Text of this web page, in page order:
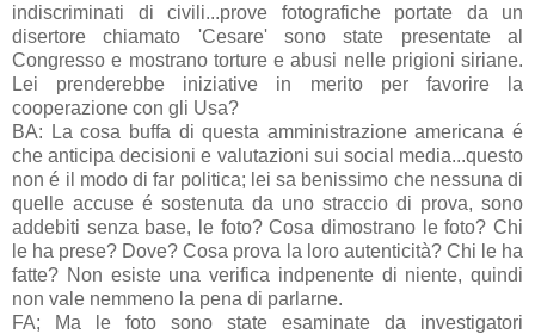
indiscriminati di civili...prove fotografiche portate da un
disertore chiamato 'Cesare' sono state presentate al
Congresso e mostrano torture e abusi nelle prigioni siriane.
Lei prenderebbe iniziative in merito per favorire la
cooperazione con gli Usa?
BA: La cosa buffa di questa amministrazione americana é
che anticipa decisioni e valutazioni sui social media...questo
non é il modo di far politica; lei sa benissimo che nessuna di
quelle accuse é sostenuta da uno straccio di prova, sono
addebiti senza base, le foto? Cosa dimostrano le foto? Chi
le ha prese? Dove? Cosa prova la loro autenticità? Chi le ha
fatte? Non esiste una verifica indpenente di niente, quindi
non vale nemmeno la pena di parlarne.
FA; Ma le foto sono state esaminate da investigatori